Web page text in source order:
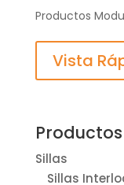
Productos
Vista
Productos
Sillas
Sillas